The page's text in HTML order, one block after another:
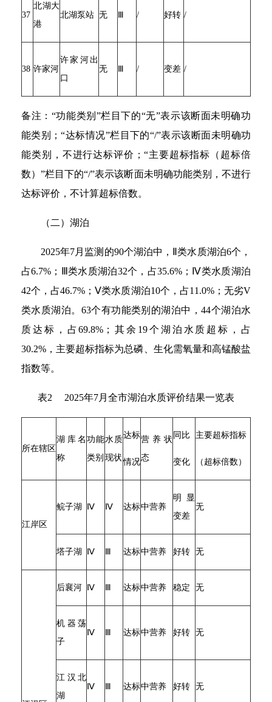
37
北湖大
港
北湖泵站 无 / 好转 /
38 许家河
许家河出
口
无 / 变差 /
备注：“功能类别”栏目下的“无”表示该断面未明确功
能类别；“达标情况”栏目下的“/”表示该断面未明确功
能类别，不进行达标评价；“主要超标指标（超标倍
数）”栏目下的“/”表示该断面未明确功能类别，不进行
达标评价，不计算超标倍数。
（二）湖泊
2025年7月监测的90个湖泊中，Ⅱ类水质湖泊6个，
占6.7%；Ⅲ类水质湖泊32个，占35.6%；Ⅳ类水质湖泊
42个，占46.7%；Ⅴ类水质湖泊10个，占11.0%；无劣V
类水质湖泊。63个有功能类别的湖泊中，44个湖泊水
质达标，占69.8%；其余19个湖泊水质超标，占
30.2%，主要超标指标为总磷、生化需氧量和高锰酸盐
指数等。
表2 2025年7月全市湖泊水质评价结果一览表
所在辖区
湖库名
称
功能
类别
水质
现状
达标
情况
营养状
态
同比
变化
主要超标指标
（超标倍数）
江岸区
鲩子湖 Ⅳ Ⅳ 达标中营养
明显
变差
无
塔子湖 Ⅳ 达标中营养 好转 无
后襄河 Ⅳ 达标中营养 稳定 无
机器荡
子
Ⅳ 达标中营养 好转 无
江汉北
湖
Ⅳ 达标中营养 好转 无